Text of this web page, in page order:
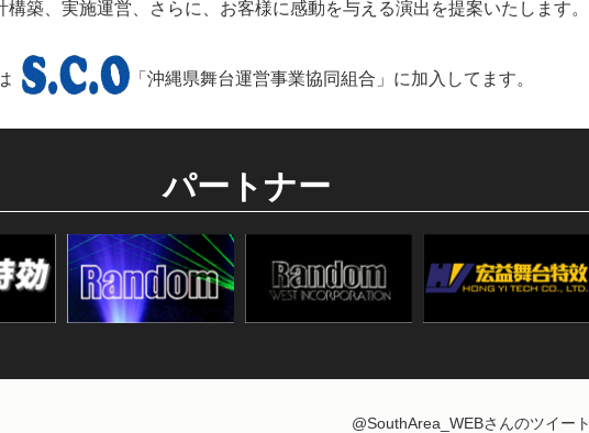
構築、実施運営、さらに、お客様に感動を与える演出を提案いたします。
「沖縄県舞台運営事業協同組合」に加入してます。
パートナー
@SouthArea_WEBさんのツイート